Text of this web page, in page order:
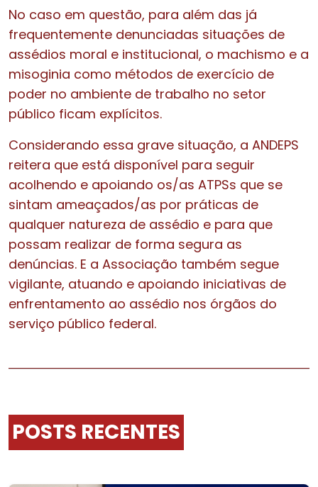
No caso em questão, para além das já
frequentemente denunciadas situações de
assédios moral e institucional, o machismo e a
misoginia como métodos de exercício de
poder no ambiente de trabalho no setor
público ficam explícitos.
Considerando essa grave situação, a ANDEPS
reitera que está disponível para seguir
acolhendo e apoiando os/as ATPSs que se
sintam ameaçados/as por práticas de
qualquer natureza de assédio e para que
possam realizar de forma segura as
denúncias. E a Associação também segue
vigilante, atuando e apoiando iniciativas de
enfrentamento ao assédio nos órgãos do
serviço público federal.
POSTS RECENTES